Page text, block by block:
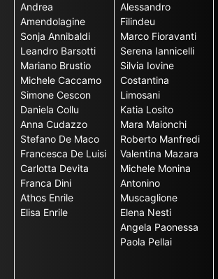
Andrea
Amendolagine
Sonja Annibaldi
Leandro Barsotti
Mariano Brustio
Michele Caccamo
Simone Cescon
Daniela Collu
Anna Cudazzo
Stefano De Maco
Francesca De Luisi
Carlotta Devita
Franca Dini
Athos Enrile
Elisa Enrile
Alessandro
Filindeu
Marco Fioravanti
Serena Iannicelli
Silvia Iovine
Costantina
Limosani
Katia Losito
Mara Maionchi
Roberto Manfredi
Valentina Mazara
Michele Monina
Antonino
Muscaglione
Elena Nesti
Angela Paonessa
Paola Pellai